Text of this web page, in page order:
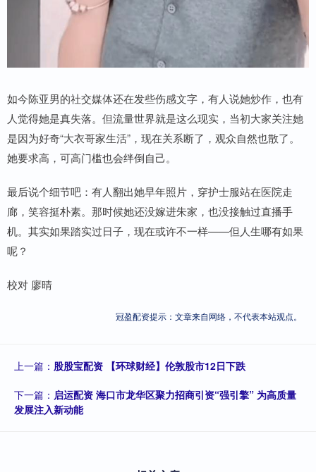
如今陈亚男的社交媒体还在发些伤感文字，有人说她炒作，也有
人觉得她是真失落。但流量世界就是这么现实，当初大家关注她
是因为好奇“大衣哥家生活”，现在关系断了，观众自然也散了。
她要求高，可高门槛也会绊倒自己。
最后说个细节吧：有人翻出她早年照片，穿护士服站在医院走
廊，笑容挺朴素。那时候她还没嫁进朱家，也没接触过直播手
机。其实如果踏实过日子，现在或许不一样——但人生哪有如果
呢？
校对 廖晴
冠盈配资提示：文章来自网络，不代表本站观点。
上一篇： 股股宝配资 【环球财经】伦敦股市12日下跌
下一篇： 启运配资 海口市龙华区聚力招商引资“强引擎” 为高质量
发展注入新动能